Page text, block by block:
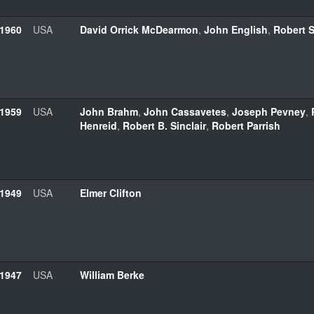
1960 USA David Orrick McDearmon, John English, Robert
1959 USA John Brahm, John Cassavetes, Joseph Pevney,
Henreid, Robert B. Sinclair, Robert Parrish
1949 USA Elmer Clifton
1947 USA William Berke